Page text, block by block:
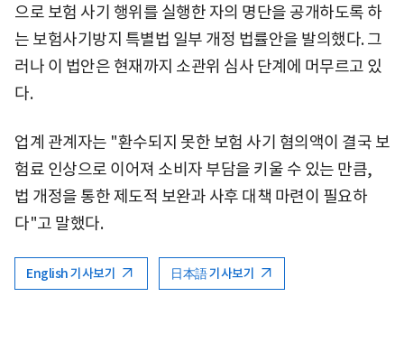
으로 보험 사기 행위를 실행한 자의 명단을 공개하도록 하
는 보험사기방지 특별법 일부 개정 법률안을 발의했다. 그
러나 이 법안은 현재까지 소관위 심사 단계에 머무르고 있
다.
업계 관계자는 "환수되지 못한 보험 사기 혐의액이 결국 보
험료 인상으로 이어져 소비자 부담을 키울 수 있는 만큼,
법 개정을 통한 제도적 보완과 사후 대책 마련이 필요하
다"고 말했다.
English 기사보기 日本語 기사보기